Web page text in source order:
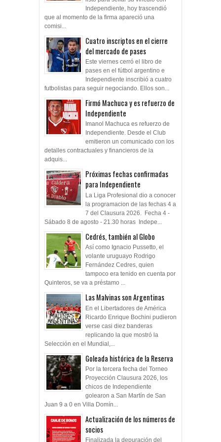
listo para sellar su vínculo con
Independiente, hoy trascendió
que al momento de la firma apareció una
Cuatro inscriptos en el cierre
del mercado de pases
Este viernes cerró el libro de
pases en el fútbol argentino e
Independiente inscribió a cuatro
futbolistas para seguir negociando. Ellos son...
Firmó Machuca y es refuerzo de
Independiente
Imanol Machuca es refuerzo de
Independiente. Desde el Club
emitieron un comunicado con los
detalles contractuales y financieros de la
adquis...
Próximas fechas confirmadas
para Independiente
La Liga Profesional dio a conocer
la programacion de las fechas 4 a
Sábado 8 de agosto - 21.30 horas Indepe...
Cedrés, también al Globo
Así como Ignacio Pussetto, el
volante uruguayo Rodrigo
Fernández Cedres, quien
tampoco era tenido en cuenta por
Quinteros, se va a préstamo ...
Las Malvinas son Argentinas
Ricardo Enrique Bochini pudieron
verse casi diez banderas
replicando la que mostró la
Selección en el Mundial,...
Goleada histórica de la Reserva
Por la tercera fecha del Torneo
Proyección Clausura 2026, los
chicos de Independiente
golearon a San Martín de San
Actualización de los números de
socios